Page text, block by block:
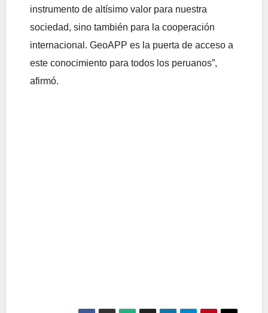
instrumento de altísimo valor para nuestra
sociedad, sino también para la cooperación
internacional. GeoAPP es la puerta de acceso a
este conocimiento para todos los peruanos”,
afirmó.